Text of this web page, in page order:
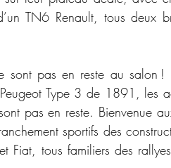
TN6 Renault, tous deux
Type 3 de 1891, les
pas en reste. Bienvenue
sportifs des
Fiat, tous familiers des